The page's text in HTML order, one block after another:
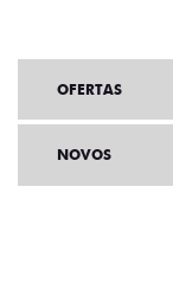
OFERTAS
NOVOS